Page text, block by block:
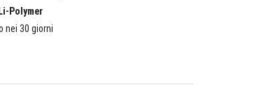
Polymer
nei 30 giorni